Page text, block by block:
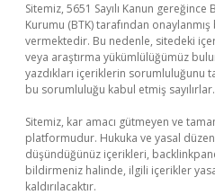
Sitemiz, 5651 Sayılı Kanun
Kurumu (BTK) tarafından
vermektedir. Bu nedenle, sitedeki
veya araştırma yükümlülüğümüz
yazdıkları içeriklerin sorumluluğunu
bu sorumluluğu kabul etmiş sayılırlar.
Sitemiz, kar amacı gütmeyen ve
platformudur. Hukuka ve yasal
düşündüğünüz içerikleri,
bildirmeniz halinde, ilgili içerikler
kaldırılacaktır.